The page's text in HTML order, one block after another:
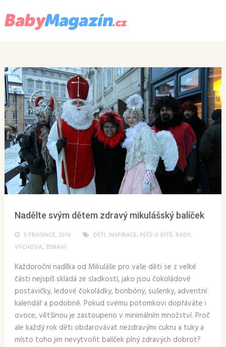
Nadělte svým dětem zdravý mikulášský balíček
5 PROSINCE, 2016 DĚTI, INSPIRACE, PÉČE O DÍTĚ, RADY,
VÝCHOVA, ZDRAVÍ
Každoroční nadílka od Mikuláše pro vaše děti se z velké
části nejspíš skládá ze sladkostí, jako jsou čokoládové
postavičky, ledové čokoládky, bonbóny, sušenky, adventní
kalendář a podobně. Pokud svému potomkovi dopřáváte i
ovoce, většinou je zastoupeno v minimálním množství. Proč
ale každý rok děti obdarovávat nezdravými cukru a tuky a
místo toho jim nevytvořit balíček plný zdravých dobrot?